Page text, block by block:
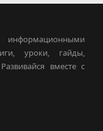
уроки, гайды,
вместе с